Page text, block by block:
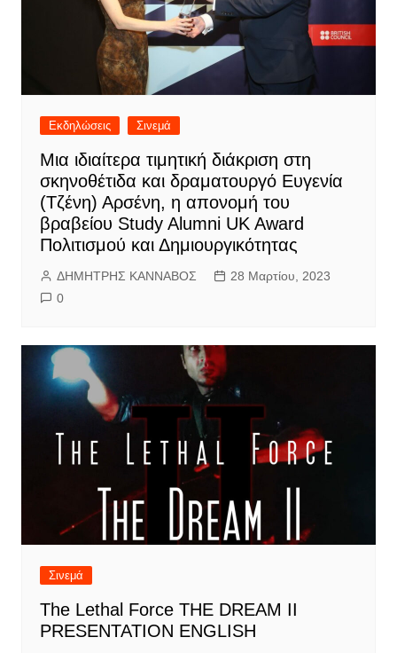
Εκδηλώσεις Σινεμά
Μια ιδιαίτερα τιμητική διάκριση στη
σκηνοθέτιδα και δραματουργό Ευγενία
(Τζένη) Αρσένη, η απονομή του
βραβείου Study Alumni UK Award
Πολιτισμού και Δημιουργικότητας
ΔΗΜΗΤΡΗΣ ΚΑΝΝΑΒΟΣ
28 Μαρτίου, 2023
0
Σινεμά
The Lethal Force THE DREAM II
PRESENTATION ENGLISH